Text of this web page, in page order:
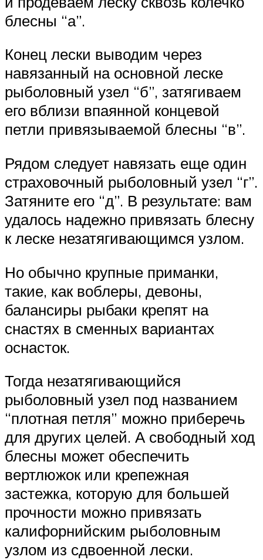
блесны “а”.
Конец лески выводим через
навязанный на основной леске
рыболовный узел “б”, затягиваем
его вблизи впаянной концевой
петли привязываемой блесны “в”.
Рядом следует навязать еще один
страховочный рыболовный узел “г”.
Затяните его “д”. В результате: вам
удалось надежно привязать блесну
к леске незатягивающимся узлом.
Но обычно крупные приманки,
такие, как воблеры, девоны,
балансиры рыбаки крепят на
снастях в сменных вариантах
оснасток.
Тогда незатягивающийся
рыболовный узел под названием
“плотная петля” можно приберечь
для других целей. А свободный ход
блесны может обеспечить
вертлюжок или крепежная
застежка, которую для большей
прочности можно привязать
калифорнийским рыболовным
узлом из сдвоенной лески.